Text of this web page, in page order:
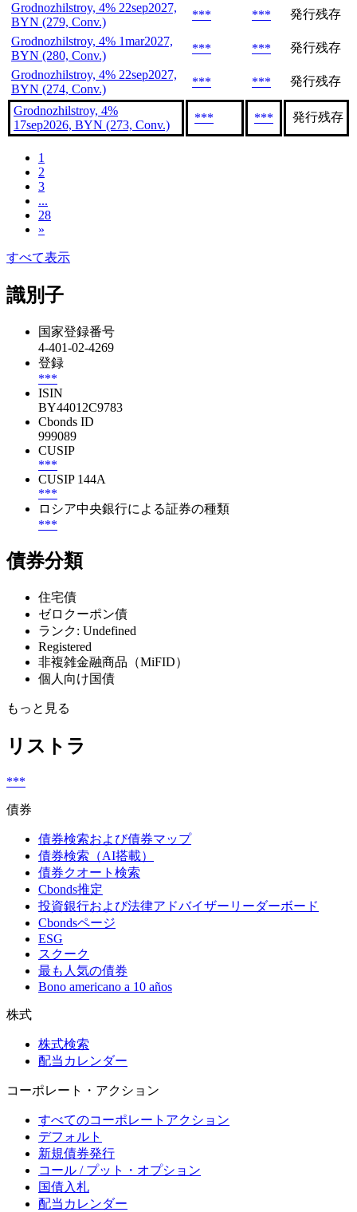
Grodnozhilstroy, 4% 22sep2027,
BYN (279, Conv.)
*** ***
発行残存
Grodnozhilstroy, 4% 1mar2027,
BYN (280, Conv.)
*** ***
発行残存
Grodnozhilstroy, 4% 22sep2027,
BYN (274, Conv.)
*** *** 発行残存
Grodnozhilstroy, 4%
17sep2026, BYN (273, Conv.)
*** *** 発行残存
1
2
3
...
28
»
すべて表示
識別子
国家登録番号
4-401-02-4269
登録
***
ISIN
BY44012C9783
Cbonds ID
999089
CUSIP
***
CUSIP 144A
***
ロシア中央銀行による証券の種類
***
債券分類
住宅債
ゼロクーポン債
ランク: Undefined
Registered
非複雑金融商品（MiFID）
個人向け国債
もっと見る
リストラ
***
債券
債券検索および債券マップ
債券検索（AI搭載）
債券クオート検索
Cbonds推定
投資銀行および法律アドバイザーリーダーボード
Cbondsページ
ESG
スクーク
最も人気の債券
Bono americano a 10 años
株式
株式検索
配当カレンダー
コーポレート・アクション
すべてのコーポレートアクション
デフォルト
新規債券発行
コール / プット・オプション
国債入札
配当カレンダー